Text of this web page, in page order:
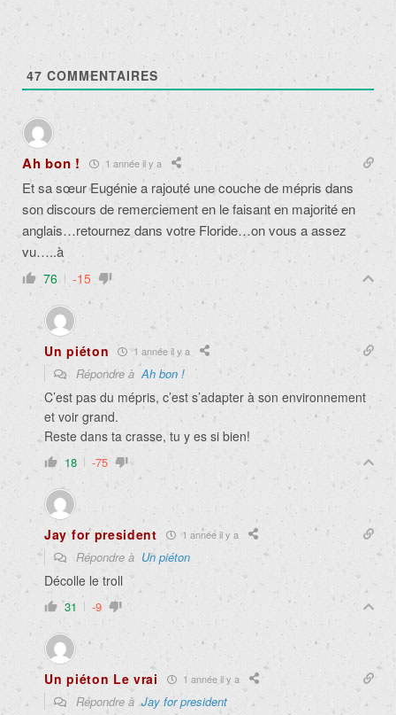
47 COMMENTAIRES
Ah bon ! 1 année il y a
Et sa sœur Eugénie a rajouté une couche de mépris dans
son discours de remerciement en le faisant en majorité en
anglais…retournez dans votre Floride…on vous a assez
vu…..à
76 -15
Un piéton 1 année il y a
Répondre àAh bon !
C’est pas du mépris, c’est s’adapter à son environnement
et voir grand.
Reste dans ta crasse, tu y es si bien!
18 -75
Jay for president 1 année il y a
Répondre à Un piéton
Décolle le troll
31 -9
Un piéton Le vrai 1 année il y a
Répondre àJay for president